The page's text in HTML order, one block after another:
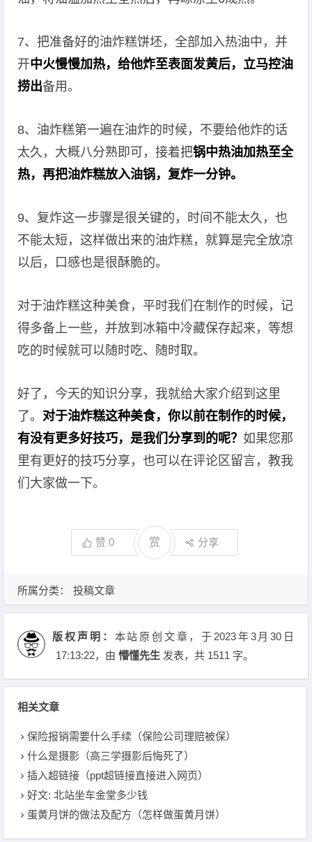
7、把准备好的油炸糕饼坯，全部加入热油中，并
开中火慢慢加热，给他炸至表面发黄后，立马控油
捞出备用。
8、油炸糕第一遍在油炸的时候，不要给他炸的话
太久，大概八分熟即可，接着把锅中热油加热至全
热，再把油炸糕放入油锅，复炸一分钟。
9、复炸这一步骤是很关键的，时间不能太久，也
不能太短，这样做出来的油炸糕，就算是完全放凉
以后，口感也是很酥脆的。
对于油炸糕这种美食，平时我们在制作的时候，记
得多备上一些，并放到冰箱中冷藏保存起来，等想
吃的时候就可以随时吃、随时取。
好了，今天的知识分享，我就给大家介绍到这里
了。对于油炸糕这种美食，你以前在制作的时候，
有没有更多好技巧，是我们分享到的呢？如果您那
里有更好的技巧分享，也可以在评论区留言，教我
们大家做一下。
赞0 赏 分享
所属分类： 投稿文章
版权声明： 本站原创文章，于2023年3月30日
17:13:22，由懵懂先生 发表，共 1511 字。
相关文章
保险报销需要什么手续（保险公司理赔被保）
什么是摄影（高三学摄影后悔死了）
插入超链接（ppt超链接直接进入网页）
好文: 北站坐车金堂多少钱
蛋黄月饼的做法及配方（怎样做蛋黄月饼）